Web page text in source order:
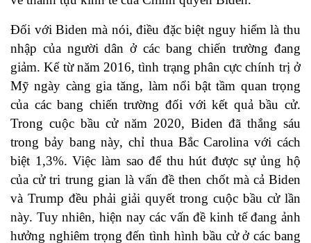
Đối với Biden mà nói, điều đặc biệt nguy hiểm là thu
nhập của người dân ở các bang chiến trường đang
giảm. Kể từ năm 2016, tình trạng phân cực chính trị ở
Mỹ ngày càng gia tăng, làm nổi bật tầm quan trọng
của các bang chiến trường đối với kết quả bầu cử.
Trong cuộc bầu cử năm 2020, Biden đã thắng sáu
trong bảy bang này, chỉ thua Bắc Carolina với cách
biệt 1,3%. Việc làm sao để thu hút được sự ủng hộ
của cử tri trung gian là vấn đề then chốt mà cả Biden
và Trump đều phải giải quyết trong cuộc bầu cử lần
này. Tuy nhiên, hiện nay các vấn đề kinh tế đang ảnh
hưởng nghiêm trọng đến tình hình bầu cử ở các bang